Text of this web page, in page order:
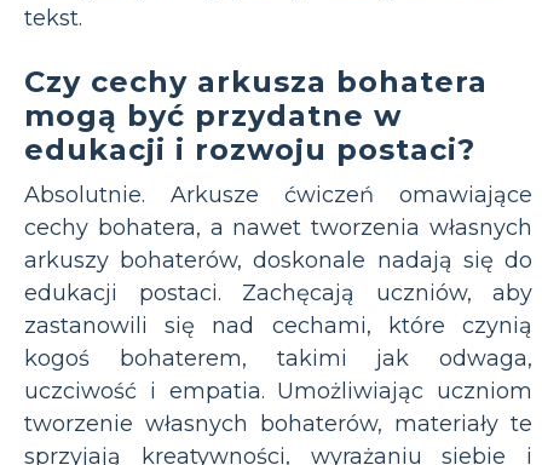
tekst.
Czy cechy arkusza bohatera
mogą być przydatne w
edukacji i rozwoju postaci?
Absolutnie. Arkusze ćwiczeń omawiające
cechy bohatera, a nawet tworzenia własnych
arkuszy bohaterów, doskonale nadają się do
edukacji postaci. Zachęcają uczniów, aby
zastanowili się nad cechami, które czynią
kogoś bohaterem, takimi jak odwaga,
uczciwość i empatia. Umożliwiając uczniom
tworzenie własnych bohaterów, materiały te
sprzyjają kreatywności, wyrażaniu siebie i